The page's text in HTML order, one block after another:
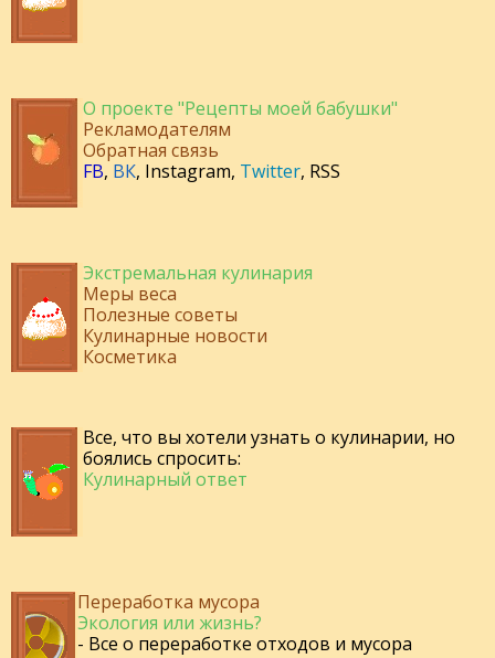
О проекте "Рецепты моей бабушки"
Рекламодателям
Обратная связь
FB, ВК, Instagram, Twitter, RSS
Экстремальная кулинария
Меры веса
Полезные советы
Кулинарные новости
Косметика
Все, что вы хотели узнать о кулинарии, но
боялись спросить:
Кулинарный ответ
Переработка мусора
Экология или жизнь?
- Все о переработке отходов и мусора